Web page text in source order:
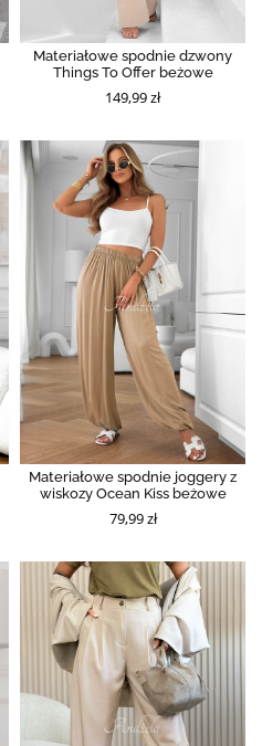
Materiałowe spodnie dzwony
Things To Offer beżowe
149,99 zł
Materiałowe spodnie joggery z
wiskozy Ocean Kiss beżowe
79,99 zł